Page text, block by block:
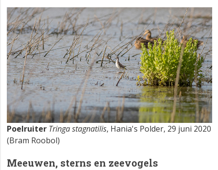
Poelruiter Tringa stagnatilis, Hania's Polder, 29 juni 2020
(Bram Roobol)
Meeuwen, sterns en zeevogels